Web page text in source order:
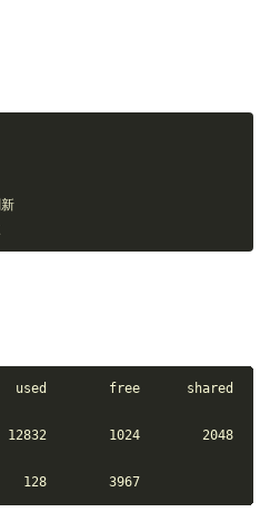
free      shared
1024        2048